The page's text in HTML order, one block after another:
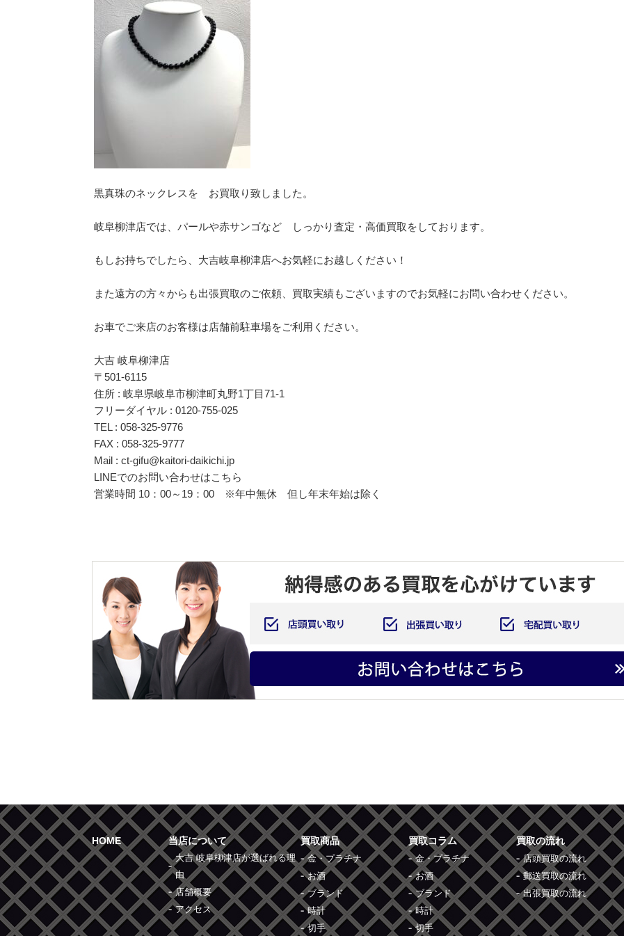
黒真珠のネックレスを お買取り致しました。
岐阜柳津店では、パールや赤サンゴなど しっかり査定・高価買取をしております。
もしお持ちでしたら、大吉岐阜柳津店へお気軽にお越しください！
また遠方の方々からも出張買取のご依頼、買取実績もございますのでお気軽にお問い合わせください。
お車でご来店のお客様は店舗前駐車場をご利用ください。
大吉 岐阜柳津店
〒501-6115
住所 : 岐阜県岐阜市柳津町丸野1丁目71-1
フリーダイヤル : 0120-755-025
TEL : 058-325-9776
FAX : 058-325-9777
Mail : ct-gifu@kaitori-daikichi.jp
LINEでのお問い合わせはこちら
営業時間 10：00～19：00 ※年中無休 但し年末年始は除く
HOME 当店について
大吉 岐阜柳津店が選ばれる理
由
店舗概要
アクセス
買取商品
金・プラチナ
お酒
ブランド
時計
切手
買取コラム
金・プラチナ
お酒
ブランド
時計
切手
買取の流れ
店頭買取の流れ
郵送買取の流れ
出張買取の流れ